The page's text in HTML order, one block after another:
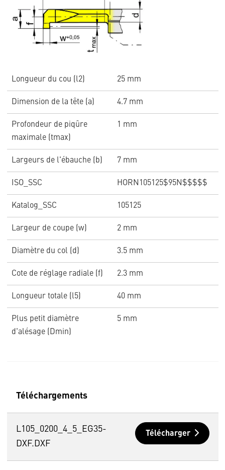
Longueur du cou (l2) 25 mm
Dimension de la tête (a) 4.7 mm
Profondeur de piqûre
maximale (tmax)
1 mm
Largeurs de l'ébauche (b) 7 mm
ISO_SSC HORN105125$95N$$$$$
Katalog_SSC 105125
Largeur de coupe (w) 2 mm
Diamètre du col (d) 3.5 mm
Cote de réglage radiale (f) 2.3 mm
Longueur totale (l5) 40 mm
Plus petit diamètre
d'alésage (Dmin)
5 mm
Téléchargements
L105_0200_4_5_EG35-
DXF.DXF
Télécharger